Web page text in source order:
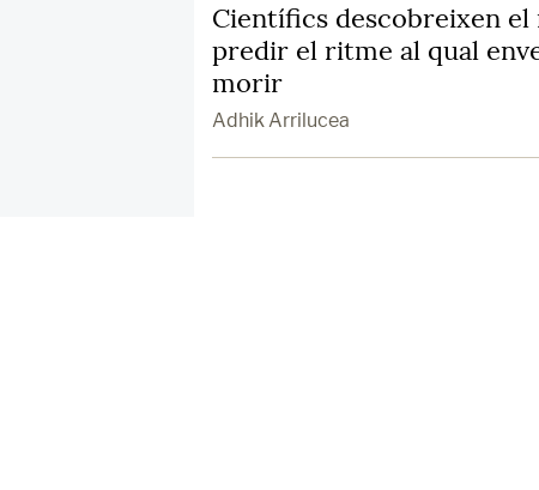
Científics descobreixen
predir el ritme al qual
morir
Adhik Arrilucea